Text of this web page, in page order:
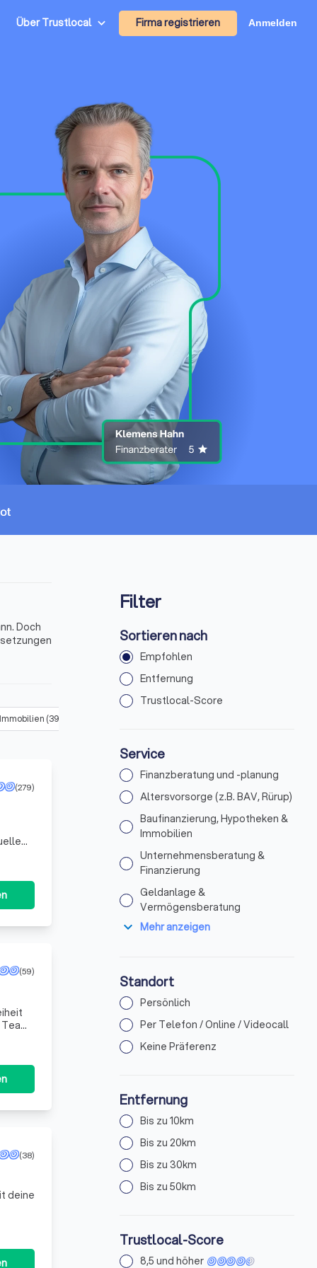
Über Trustlocal Firma registrieren Anmelden
Doch
(394
(279)
(59)
(38)
deine
Filter
Sortieren nach
Empfohlen
Entfernung
Trustlocal-Score
Service
Finanzberatung und -planung
Altersvorsorge (z.B. BAV, Rürup)
Baufinanzierung, Hypotheken &
Immobilien
Unternehmensberatung &
Finanzierung
Geldanlage &
Vermögensberatung
expand_more Mehr anzeigen
Standort
Persönlich
Per Telefon / Online / Videocall
Keine Präferenz
Entfernung
Bis zu 10km
Bis zu 20km
Bis zu 30km
Bis zu 50km
Trustlocal-Score
8,5 und höher